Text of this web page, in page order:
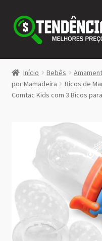
Pular
para
navegação
Pular
para
conteúdo
LOJA
<>
Início Bebês
por Mamadeira
Bicos de
Comtac Kids com 3 Bicos